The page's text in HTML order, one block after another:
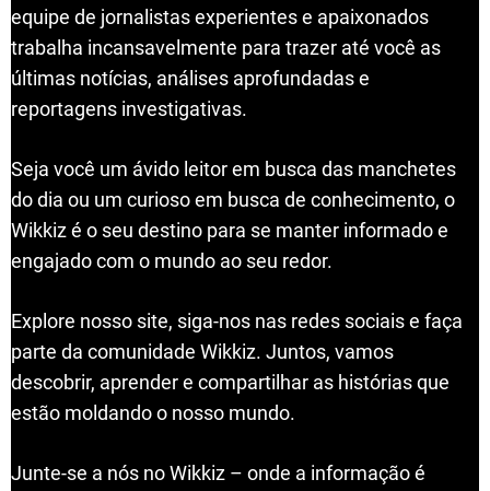
equipe de jornalistas experientes e apaixonados
trabalha incansavelmente para trazer até você as
últimas notícias, análises aprofundadas e
reportagens investigativas.
Seja você um ávido leitor em busca das manchetes
do dia ou um curioso em busca de conhecimento, o
Wikkiz é o seu destino para se manter informado e
engajado com o mundo ao seu redor.
Explore nosso site, siga-nos nas redes sociais e faça
parte da comunidade Wikkiz. Juntos, vamos
descobrir, aprender e compartilhar as histórias que
estão moldando o nosso mundo.
Junte-se a nós no Wikkiz – onde a informação é